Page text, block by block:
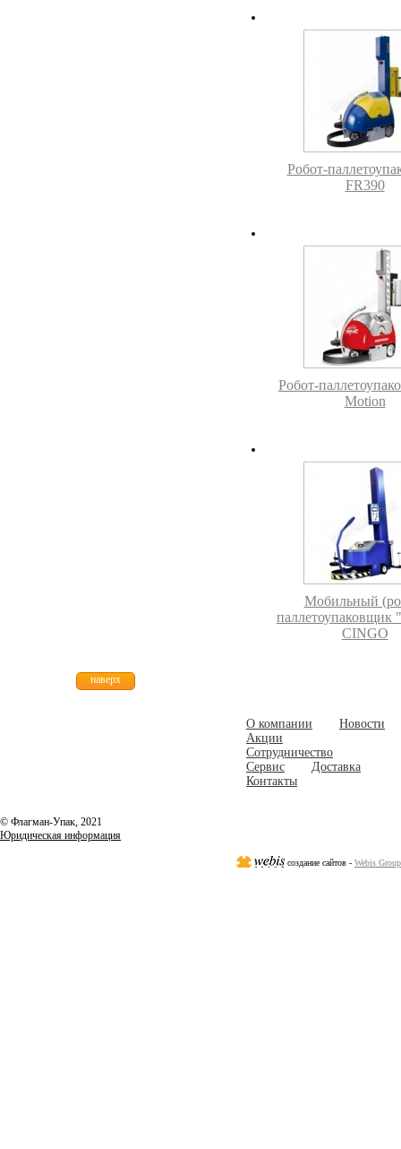
Робот-
FR390
Робот-
Motion
Мобильный
паллетоупаковщик
CINGO
О компании
Новости
Акции
Сотрудничество
Сервис
Доставка
Контакты
© Флагман-Упак, 2021
Юридическая информация
создание сайтов - Webis Group
наверх